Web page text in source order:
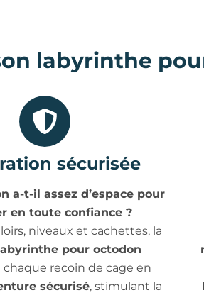
labyrinthe
sécurisée
a-t-il assez d’espace pour
en toute confiance ?
niveaux et cachettes, la
pour octodon
recoin de cage en
sécurisé, stimulant la